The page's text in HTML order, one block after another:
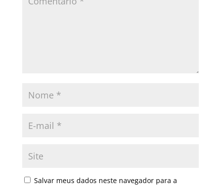
Salvar meus dados neste navegador para a